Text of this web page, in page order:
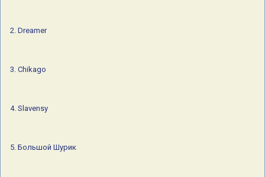
2. Dreamer
3. Chikago
4. Slavensy
5. Большой Шурик